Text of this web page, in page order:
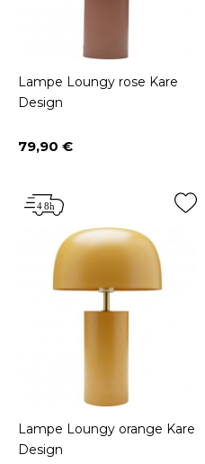
Lampe Loungy rose Kare
Design
Prix
79,90 €
Lampe Loungy orange Kare
Design